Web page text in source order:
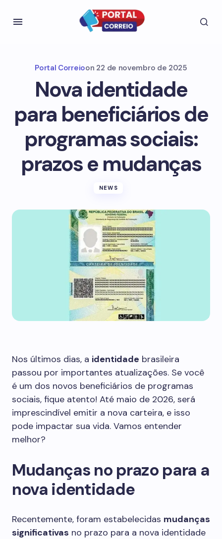
Portal Correioon 22 de novembro de 2025
Nova identidade
para beneficiários de
programas sociais:
prazos e mudanças
NEWS
Nos últimos dias, a identidade brasileira
passou por importantes atualizações. Se você
é um dos novos beneficiários de programas
sociais, fique atento! Até maio de 2026, será
imprescindível emitir a nova carteira, e isso
pode impactar sua vida. Vamos entender
melhor?
Mudanças no prazo para a
nova identidade
Recentemente, foram estabelecidas mudanças
significativas no prazo para a nova identidade